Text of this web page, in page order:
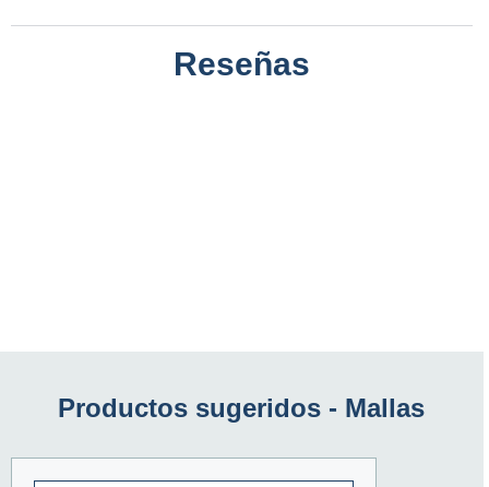
Reseñas
Productos sugeridos - Mallas